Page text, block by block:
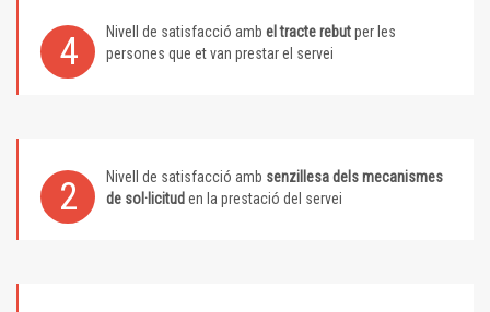
4 Nivell de satisfacció amb el tracte rebutper les
persones que et van prestar el servei
2 Nivell de satisfacció amb senzillesa dels mecanismes
de sol·licitud en la prestació del servei